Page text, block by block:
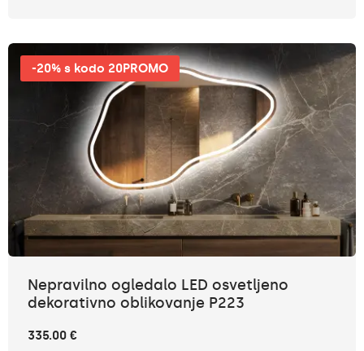
-20% s kodo 20PROMO
Nepravilno ogledalo LED osvetljeno
dekorativno oblikovanje P223
335.00 €